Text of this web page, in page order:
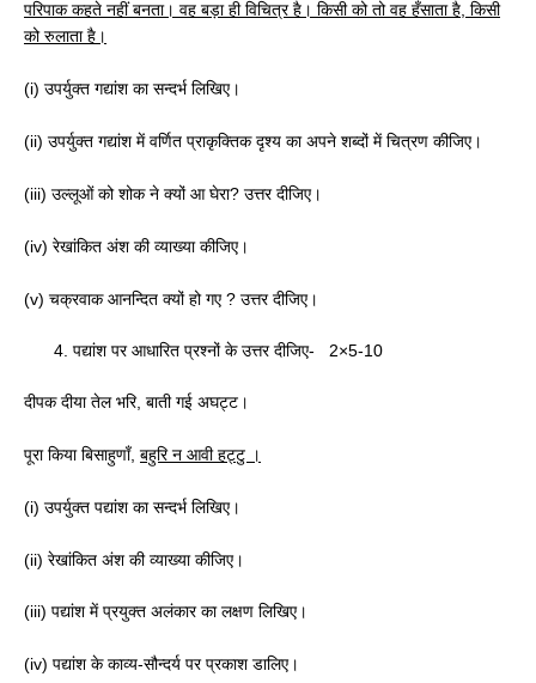
परिपाक कहते नहीं बनता। वह बड़ा ही विचित्र है। किसी को तो वह हँसाता है, किसी
को रुलाता है।
(i) उपर्युक्त गद्यांश का सन्दर्भ लिखिए।
(ii) उपर्युक्त गद्यांश में वर्णित प्राकृक्तिक दृश्य का अपने शब्दों में चित्रण कीजिए।
(iii) उल्लूओं को शोक ने क्यों आ घेरा? उत्तर दीजिए।
(iv) रेखांकित अंश की व्याख्या कीजिए।
(v) चक्रवाक आनन्दित क्यों हो गए ? उत्तर दीजिए।
पद्यांश पर आधारित प्रश्नों के उत्तर दीजिए- 2×5-10
दीपक दीया तेल भरि, बाती गई अघट्ट।
पूरा किया बिसाहुणाँ, बहुरि न आवी हट्टु ।
(i) उपर्युक्त पद्यांश का सन्दर्भ लिखिए।
(ii) रेखांकित अंश की व्याख्या कीजिए।
(iii) पद्यांश में प्रयुक्त अलंकार का लक्षण लिखिए।
(iv) पद्यांश के काव्य-सौन्दर्य पर प्रकाश डालिए।